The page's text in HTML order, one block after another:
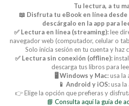
Tu lectura, a tu
📖 Disfruta tu eBook en línea
descárgalo en la app para
✅ Lectura en línea (streaming):lee
navegador web (computador, celular o
Solo inicia sesión en tu cuenta y haz
✅ Lectura sin conexión (offline):
descarga tus libros para
🖥️ Windows y Mac:usa la
📱 Android y iOS:usa la
👉 Elige la opción que prefieras y
📘 Consulta aquí la guía de